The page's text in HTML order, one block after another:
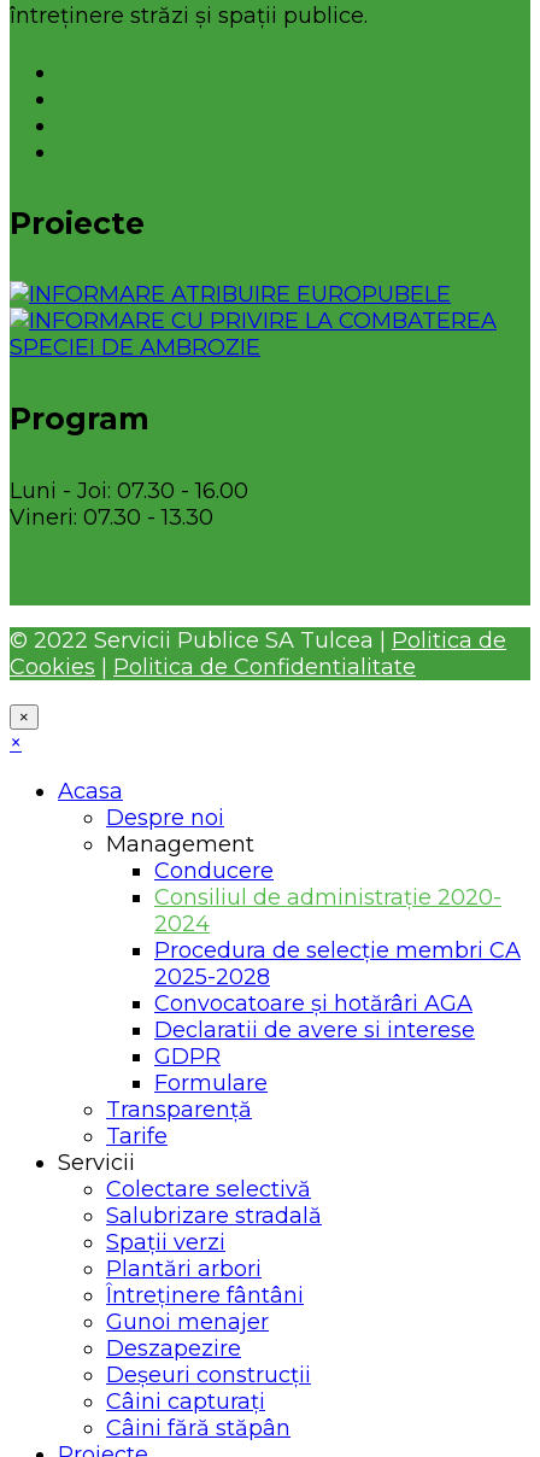
întreținere străzi și spații publice.
Proiecte
Program
Luni - Joi: 07.30 - 16.00
Vineri: 07.30 - 13.30
© 2022 Servicii Publice SA Tulcea | Politica de
Cookies | Politica de Confidentialitate
×
×
Acasa
Despre noi
Management
Conducere
Consiliul de administrație 2020-
2024
Procedura de selecție membri CA
2025-2028
Convocatoare și hotărâri AGA
Declaratii de avere si interese
GDPR
Formulare
Transparență
Tarife
Servicii
Colectare selectivă
Salubrizare stradală
Spații verzi
Plantări arbori
Întreținere fântâni
Gunoi menajer
Deszapezire
Deșeuri construcții
Câini capturați
Câini fără stăpân